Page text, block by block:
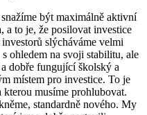
být maximálně aktivní
a to je, že posilovat investice
slýcháváme velmi
ohledem na svoji stabilitu, ale
dobře fungující školský a
místem pro investice. To je
kterou musíme prohlubovat.
standardně nového. My